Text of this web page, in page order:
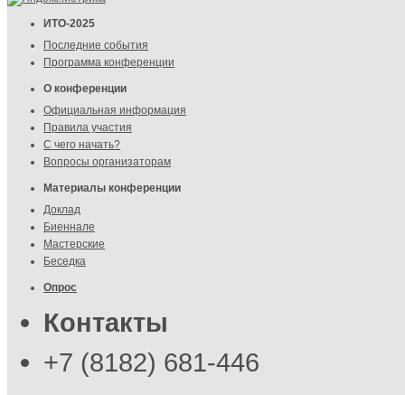
ИТО-2025
Последние события
Программа конференции
О конференции
Официальная информация
Правила участия
С чего начать?
Вопросы организаторам
Материалы конференции
Доклад
Биеннале
Мастерские
Беседка
Опрос
Контакты
+7 (8182) 681-446